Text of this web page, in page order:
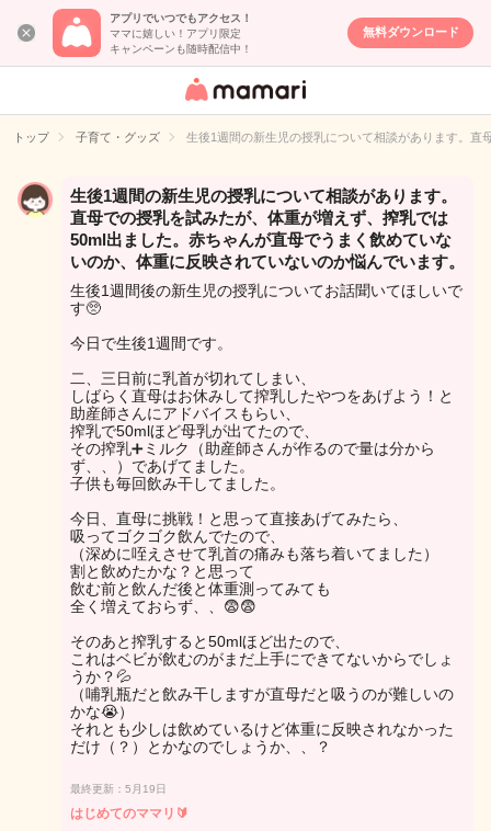
アプリでいつでもアクセス！
ママに嬉しい！アプリ限定
キャンペーンも随時配信中！
無料ダウンロード
女性専用匿名QA
イト
トップ 子育て・グッズ 生後1週間の新生児の授乳について相談があります。
生後1週間の新生児の授乳について相談があります。
直母での授乳を試みたが、体重が増えず、搾乳では
50ml出ました。赤ちゃんが直母でうまく飲めていな
いのか、体重に反映されていないのか悩んでいます。
生後1週間後の新生児の授乳についてお話聞いてほしいで
す🥺
今日で生後1週間です。
二、三日前に乳首が切れてしまい、
しばらく直母はお休みして搾乳したやつをあげよう！と
助産師さんにアドバイスもらい、
搾乳で50mlほど母乳が出てたので、
その搾乳➕ミルク（助産師さんが作るので量は分から
ず、、）であげてました。
子供も毎回飲み干してました。
今日、直母に挑戦！と思って直接あげてみたら、
吸ってゴクゴク飲んでたので、
（深めに咥えさせて乳首の痛みも落ち着いてました）
割と飲めたかな？と思って
飲む前と飲んだ後と体重測ってみても
全く増えておらず、、😨😨
そのあと搾乳すると50mlほど出たので、
これはベビが飲むのがまだ上手にできてないからでしょ
うか？💦
（哺乳瓶だと飲み干しますが直母だと吸うのが難しいの
かな😭）
それとも少しは飲めているけど体重に反映されなかった
だけ（？）とかなのでしょうか、、？
最終更新：5月19日
はじめてのママリ🔰